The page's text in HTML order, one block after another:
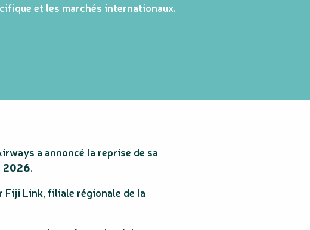
et les marchés internationaux.
a annoncé la reprise de sa
2026.
Fiji Link, filiale régionale de la